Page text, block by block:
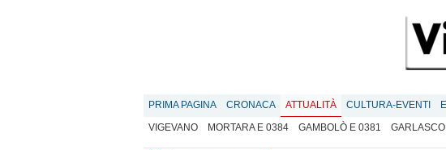
PRIMA PAGINA CRONACA ATTUALITÀ CULTURA-EVENTI
VIGEVANO
MORTARA E 0384 GAMBOLÒ E 0381